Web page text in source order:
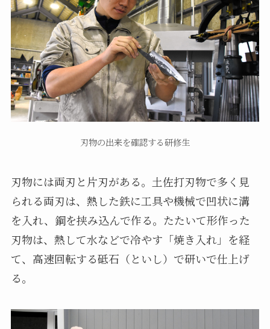
刃物の出来を確認する研修生
刃物には両刃と片刃がある。土佐打刃物で多く見
られる両刃は、熱した鉄に工具や機械で凹状に溝
を入れ、鋼を挟み込んで作る。たたいて形作った
刃物は、熱して水などで冷やす「焼き入れ」を経
て、高速回転する砥石（といし）で研いで仕上げ
る。